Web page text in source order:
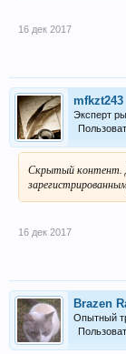
16 дек 2017
mfkzt243
Эксперт
Скрытый контент.
16 дек 2017
Brazen
Опытный